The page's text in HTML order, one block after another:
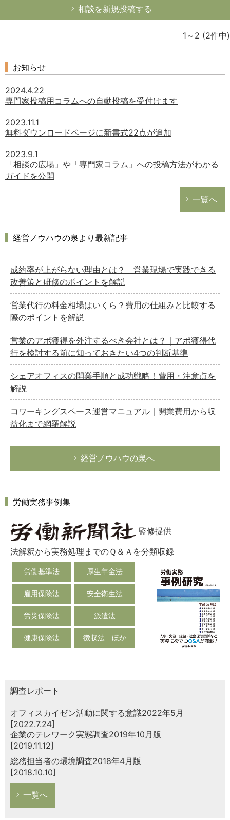
相談を新規投稿する
選択してください
労務管理
企業法務
総務の給湯室
1～2 (2件中)
お知らせ
2024.4.22
専門家投稿用コラムへの自動投稿を受付けます
2023.11.1
無料ダウンロードページに新書式22点が追加
2023.9.1
「相談の広場」や「専門家コラム」への投稿方法がわかる
ガイドを公開
一覧へ
経営ノウハウの泉より最新記事
成約率が上がらない理由とは？ 営業現場で実践できる
改善策と研修のポイントを解説
営業代行の料金相場はいくら？費用の仕組みと比較する
際のポイントを解説
営業のアポ獲得を外注するべき会社とは？｜アポ獲得代
行を検討する前に知っておきたい4つの判断基準
シェアオフィスの開業手順と成功戦略！費用・注意点を
解説
コワーキングスペース運営マニュアル｜開業費用から収
益化まで網羅解説
経営ノウハウの泉へ
労働実務事例集
監修提供
法解釈から実務処理までのＱ＆Ａを分類収録
労働基準法 厚生年金法
雇用保険法 安全衛生法
労災保険法 派遣法
健康保険法 徴収法 ほか
調査レポート
オフィスカイゼン活動に関する意識2022年5月
[2022.7.24]
企業のテレワーク実態調査2019年10月版
[2019.11.12]
総務担当者の環境調査2018年4月版
[2018.10.10]
一覧へ